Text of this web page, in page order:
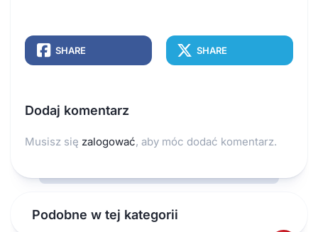
SHARE SHARE
Dodaj komentarz
Musisz się zalogować, aby móc dodać komentarz.
Podobne w tej kategorii